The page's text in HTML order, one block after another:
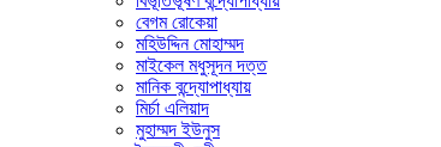
বেগম রোকেয়া
মহিউদ্দিন মোহাম্মদ
মাইকেল মধুসূদন দত্ত
মানিক বন্দ্যোপাধ্যায়
মির্চা এলিয়াদ
মুহাম্মদ ইউনুস